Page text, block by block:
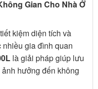
Gian Cho Nhà Ở
kiệm diện tích và
gia đình quan
là giải pháp giúp lưu
hưởng đến không